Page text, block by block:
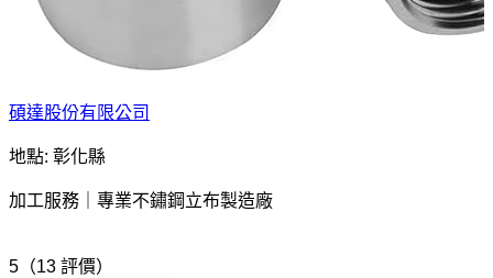
碩達股份有限公司
地點: 彰化縣
加工服務｜專業不鏽鋼立布製造廠
5（13 評價）